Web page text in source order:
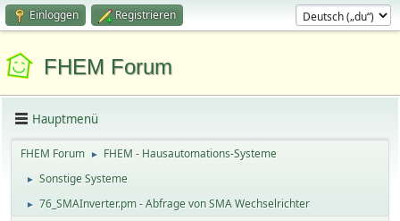
Einloggen Registrieren
FHEM Forum
Hauptmenü
FHEM Forum ► FHEM - Hausautomations-Systeme
► Sonstige Systeme
► 76_SMAInverter.pm - Abfrage von SMA Wechselrichter